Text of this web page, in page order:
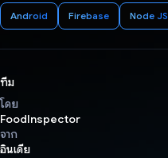
Android Firebase Node JS
ทีม
โดย
FoodInspector
จาก
อินเดีย